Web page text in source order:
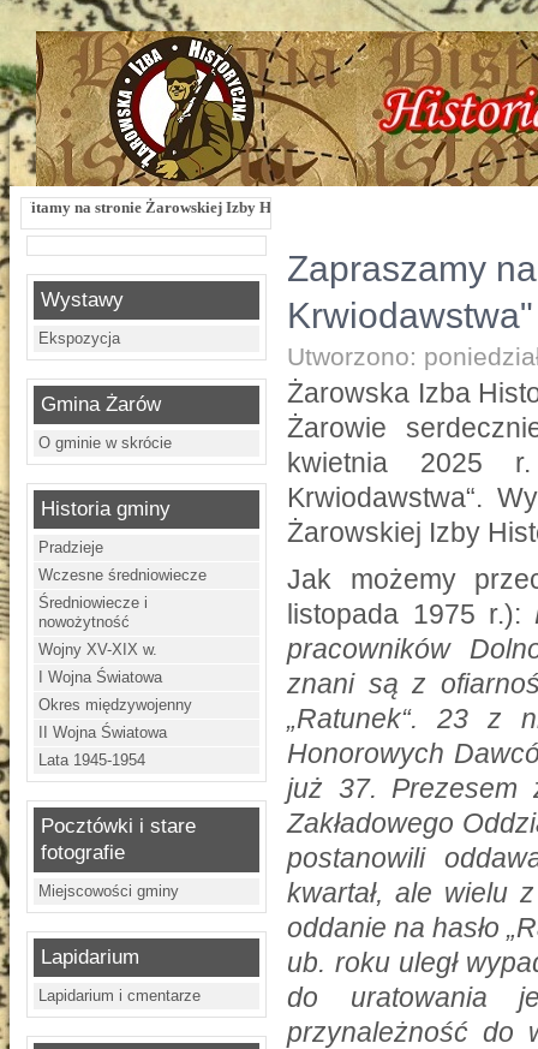
na stronie Żarowskiej Izby Historycznej !!! Żarowska Izba Historyczna, ul.
Wystawy
Ekspozycja
Gmina Żarów
O gminie w skrócie
Historia gminy
Pradzieje
Wczesne średniowiecze
Średniowiecze i
nowożytność
Wojny XV-XIX w.
I Wojna Światowa
Okres międzywojenny
II Wojna Światowa
Lata 1945-1954
Pocztówki i stare
fotografie
Miejscowości gminy
Lapidarium
Lapidarium i cmentarze
Zapraszamy
Krwiodawstwa"
Utworzono:
Żarowska Izba
Żarowie
kwietnia 2025
Krwiodawstwa“.
Żarowskiej Izby
Jak możemy
listopada 1975 r.):
pracowników
znani są z
„Ratunek“. 23 z
Honorowych
już 37. Prezesem
Zakładowego
postanowili
kwartał, ale wielu
oddanie na hasło
ub. roku uległ
do uratowania
przynależność do